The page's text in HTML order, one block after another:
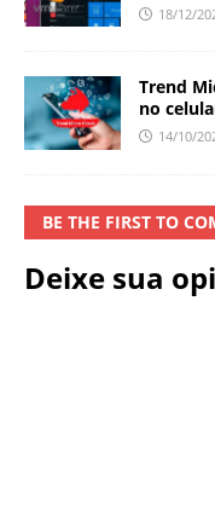
18/12/
Trend
no
14/10/
BE THE FIRST TO
Deixe sua